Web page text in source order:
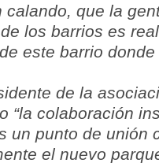
calando, que la
los barrios es
este barrio
de la
“la colaboración
un punto de unión
el nuevo